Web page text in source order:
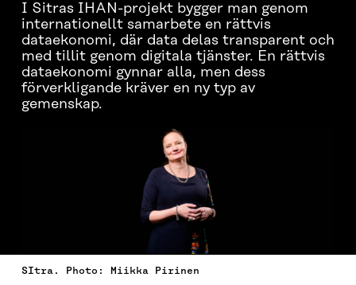
I Sitras IHAN-projekt bygger man genom
internationellt samarbete en rättvis
dataekonomi, där data delas transparent och
med tillit genom digitala tjänster. En rättvis
dataekonomi gynnar alla, men dess
förverkligande kräver en ny typ av
gemenskap.
SItra. Photo: Miikka Pirinen